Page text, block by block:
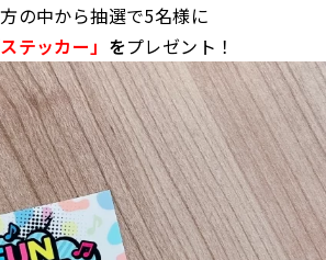
の中から抽選で5名様に
ステッカー」 をプレゼント！